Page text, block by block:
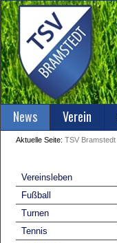
News Verein
Aktuelle Seite: TSV Bramstedt
Vereinsleben
Fußball
Turnen
Tennis